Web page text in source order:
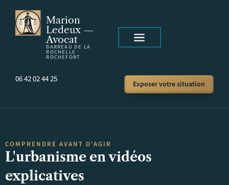
Marion
Ledeux —
Avocat
BARREAU DE LA
ROCHELLE ·
ROCHEFORT
06 42 02 44 25 Exposer votre situation
COMPRENDRE AVANT D'AGIR
L'urbanisme en vidéos
explicatives